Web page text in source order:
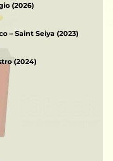
(2026)
– Saint Seiya (2023)
(2024)